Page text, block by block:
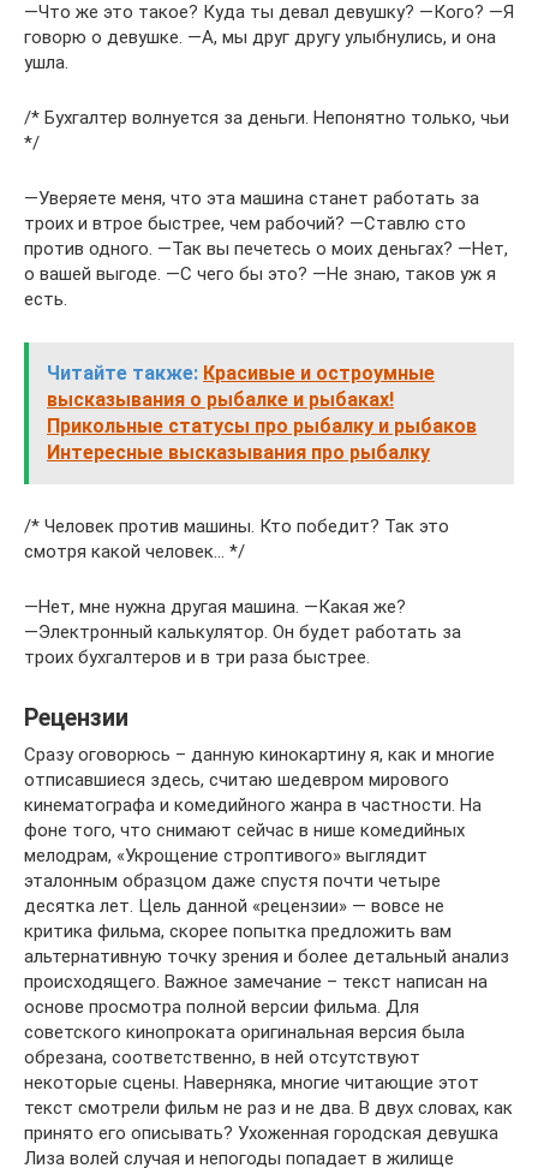
―Что же это такое? Куда ты девал девушку? ―Кого? ―Я
говорю о девушке. ―А, мы друг другу улыбнулись, и она
ушла.
/* Бухгалтер волнуется за деньги. Непонятно только, чьи
*/
―Уверяете меня, что эта машина станет работать за
троих и втрое быстрее, чем рабочий? ―Ставлю сто
против одного. ―Так вы печетесь о моих деньгах? ―Нет,
о вашей выгоде. ―С чего бы это? ―Не знаю, таков уж я
есть.
Читайте также: Красивые и остроумные
высказывания о рыбалке и рыбаках!
Прикольные статусы про рыбалку и рыбаков
Интересные высказывания про рыбалку
/* Человек против машины. Кто победит? Так это
смотря какой человек… */
―Нет, мне нужна другая машина. ―Какая же?
―Электронный калькулятор. Он будет работать за
троих бухгалтеров и в три раза быстрее.
Рецензии
Сразу оговорюсь – данную кинокартину я, как и многие
отписавшиеся здесь, считаю шедевром мирового
кинематографа и комедийного жанра в частности. На
фоне того, что снимают сейчас в нише комедийных
мелодрам, «Укрощение строптивого» выглядит
эталонным образцом даже спустя почти четыре
десятка лет. Цель данной «рецензии» — вовсе не
критика фильма, скорее попытка предложить вам
альтернативную точку зрения и более детальный анализ
происходящего. Важное замечание – текст написан на
основе просмотра полной версии фильма. Для
советского кинопроката оригинальная версия была
обрезана, соответственно, в ней отсутствуют
некоторые сцены. Наверняка, многие читающие этот
текст смотрели фильм не раз и не два. В двух словах, как
принято его описывать? Ухоженная городская девушка
Лиза волей случая и непогоды попадает в жилище